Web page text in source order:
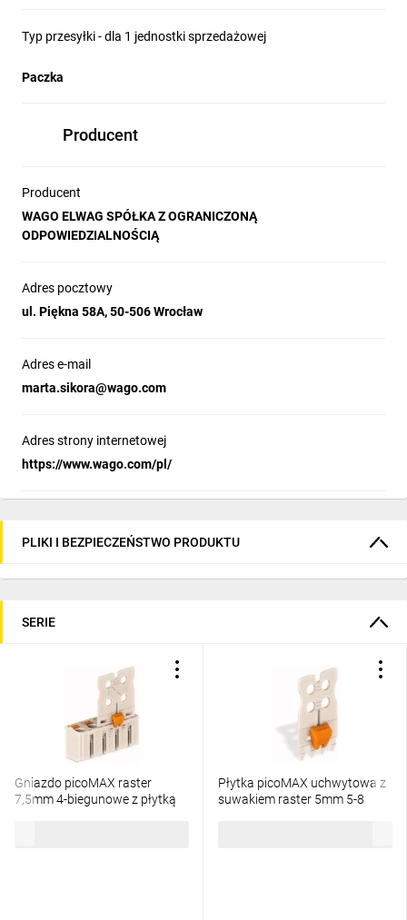
Typ przesyłki - dla 1 jednostki sprzedażowej
Paczka
Producent
Producent
WAGO ELWAG SPÓŁKA Z OGRANICZONĄ
ODPOWIEDZIALNOŚCIĄ
Adres pocztowy
ul. Piękna 58A, 50-506 Wrocław
Adres e-mail
marta.sikora@wago.com
Adres strony internetowej
https://www.wago.com/pl/
PLIKI I BEZPIECZEŃSTWO PRODUKTU
SERIE
Gniazdo picoMAX raster
7,5mm 4-biegunowe z płytką
Płytka picoMAX uchwytowa z
suwakiem raster 5mm 5-8